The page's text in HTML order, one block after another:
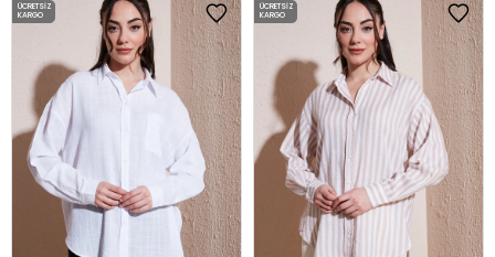
ÜCRETSIZ
KARGO
ÜCRETSIZ
KARGO